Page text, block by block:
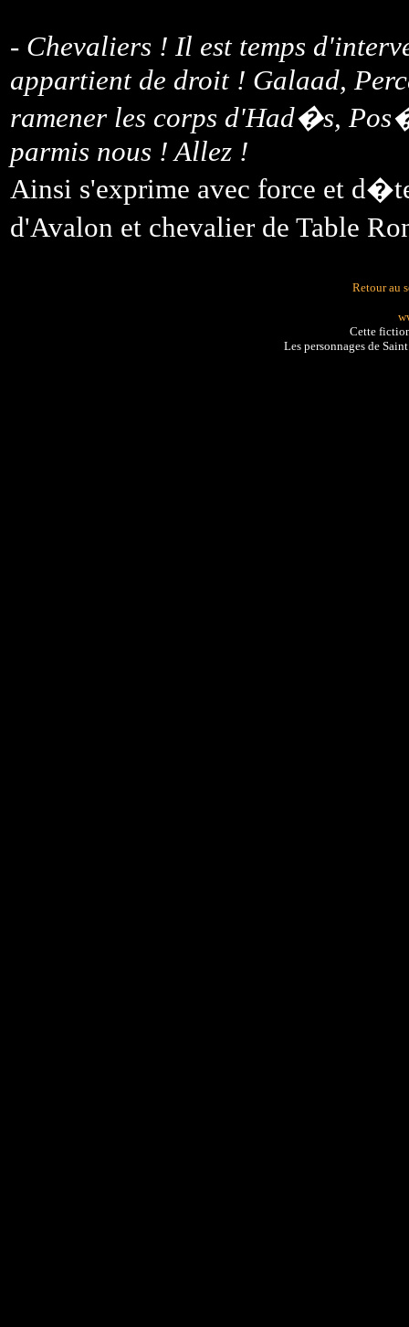
- Chevaliers ! Il est temps
appartient de droit ! Galaad,
ramener les corps d'Had�s,
parmis nous ! Allez !
Ainsi s'exprime avec force et
d'Avalon et chevalier de Table
Retour au
Cette
Les personnages de